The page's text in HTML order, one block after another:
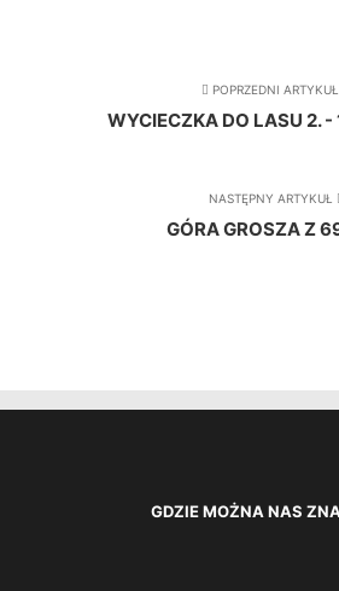
POPRZEDNI ARTYKUŁ
WYCIECZKA DO LASU 2.
NASTĘPNY ARTYKUŁ
GÓRA GROSZA Z
GDZIE MOŻNA NAS